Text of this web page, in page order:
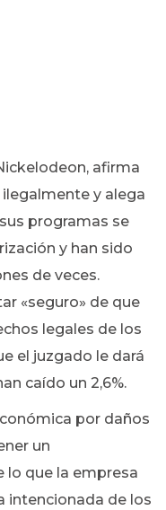
afirma
y alega
programas se
y han sido
de veces.
«seguro» de que
legales de los
el juzgado le dará
caído un 2,6%.
por daños
un
lo que la empresa
intencionada de los